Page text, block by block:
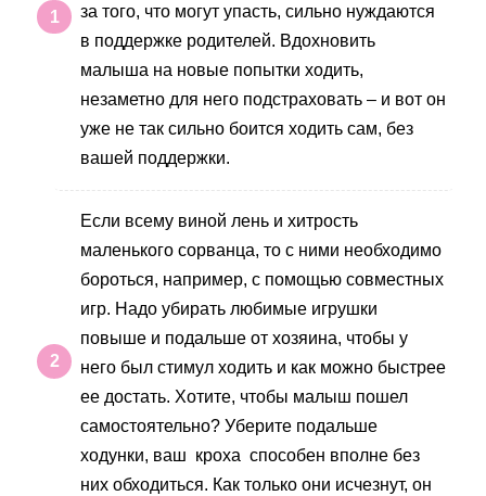
за того, что могут упасть, сильно нуждаются
в поддержке родителей. Вдохновить
малыша на новые попытки ходить,
незаметно для него подстраховать – и вот он
уже не так сильно боится ходить сам, без
вашей поддержки.
Если всему виной лень и хитрость
маленького сорванца, то с ними необходимо
бороться, например, с помощью совместных
игр. Надо убирать любимые игрушки
повыше и подальше от хозяина, чтобы у
него был стимул ходить и как можно быстрее
ее достать. Хотите, чтобы малыш пошел
самостоятельно? Уберите подальше
ходунки, ваш кроха способен вполне без
них обходиться. Как только они исчезнут, он